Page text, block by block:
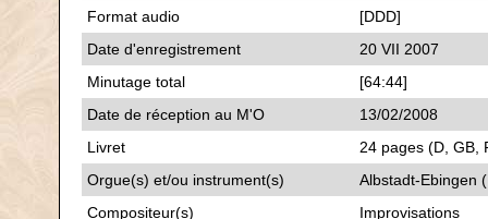
Format audio
[DDD]
Date d'enregistrement
20 VII 2007
Minutage total
[64:44]
Date de réception au M'O
13/02/2008
Livret
24 pages (D, GB,
Orgue(s) et/ou instrument(s)
Albstadt-Ebingen
Compositeur(s)
Improvisations